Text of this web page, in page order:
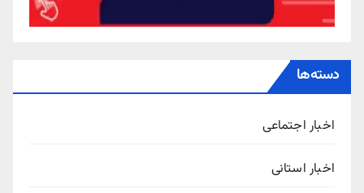
اجتماعی
استانی